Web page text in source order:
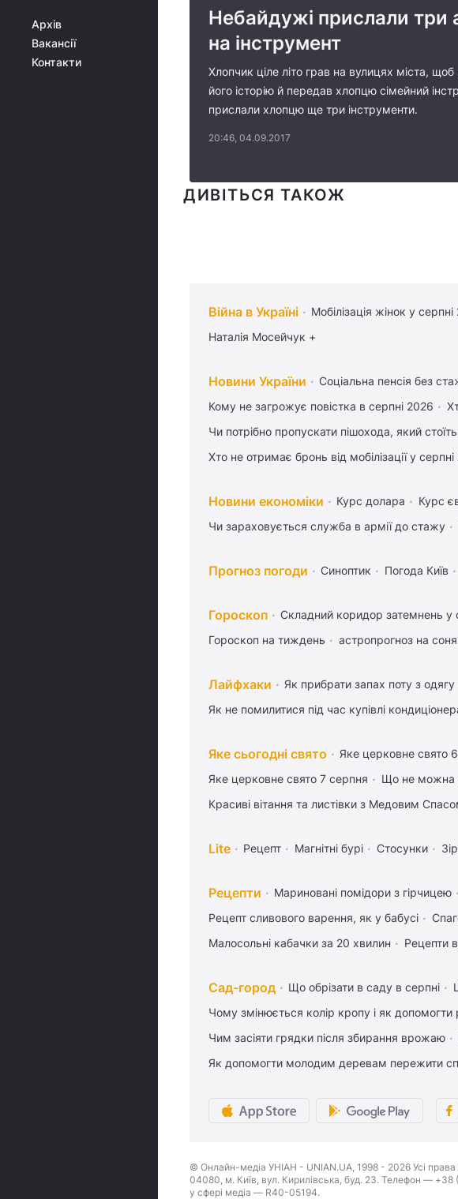
Архів
Вакансії
Контакти
Небайдужі прислали
на інструмент
Хлопчик ціле літо грав на вулицях міста,
його історію й передав хлопцю сімейний
прислали хлопцю ще три інструменти.
20:46, 04.09.2017
ДИВІТЬСЯ ТАКОЖ
Війна в Україні Мобілізація жінок у
Наталія Мосейчук +
Новини України Соціальна пенсія без
Кому не загрожує повістка в серпні 2026
Чи потрібно пропускати пішохода, який
Хто не отримає бронь від мобілізації у
Новини економіки Курс долара Курс
Чи зараховується служба в армії до стажу
Прогноз погоди Синоптик Погода Київ
Гороскоп Складний коридор затемнень у
Гороскоп на тиждень
астропрогноз на
Лайфхаки Як прибрати запах поту з одягу
Як не помилитися під час купівлі
Яке сьогодні свято Яке церковне свято
Яке церковне свято 7 серпня
Що не можна
Красиві вітання та листівки з Медовим
Lite Рецепт Магнітні бурі Стосунки
Рецепти Мариновані помідори з гірчицею
Рецепт сливового варення, як у бабусі
Малосольні кабачки за 20 хвилин
Рецепти
Сад-город Що обрізати в саду в серпні
Чому змінюється колір кропу і як допомогти
Чим засіяти грядки після збирання врожаю
Як допомогти молодим деревам пережити
© Онлайн-медіа УНІАН - UNIAN.UA, 1998 - 2026 Усі
04080, м. Київ, вул. Кирилівська, буд. 23. Телефон — +38
у сфері медіа — R40-05194.